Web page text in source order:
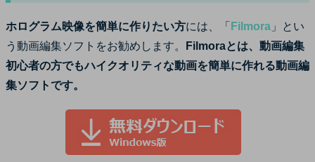
ホログラム映像を簡単に作りたい方には、「 Filmora 」とい
う動画編集ソフトをお勧めします。
Filmoraとは、動画編集
初心者の方でもハイクオリティな動画を簡単に作れる動画編
集ソフトです。